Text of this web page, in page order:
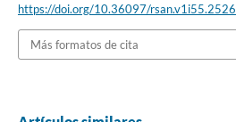
https://doi.org/10.36097/rsan.v1i55.2526
Más formatos de cita